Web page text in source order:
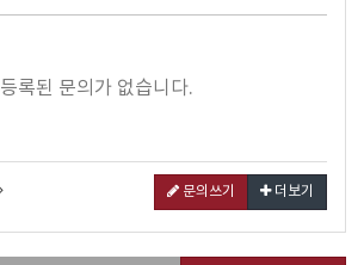
등록된 문의가 없습니다.
문의쓰기 더보기